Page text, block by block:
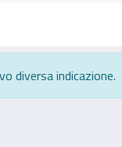
diversa indicazione.